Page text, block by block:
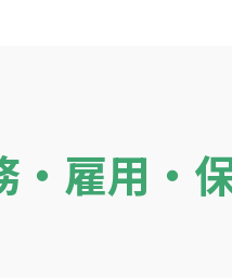
・雇用・